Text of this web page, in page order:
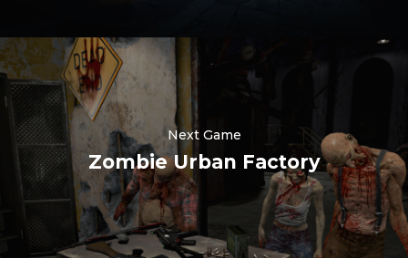
Next Game
Zombie Urban Factory
العربية
Русский
हिन्दी
日本語